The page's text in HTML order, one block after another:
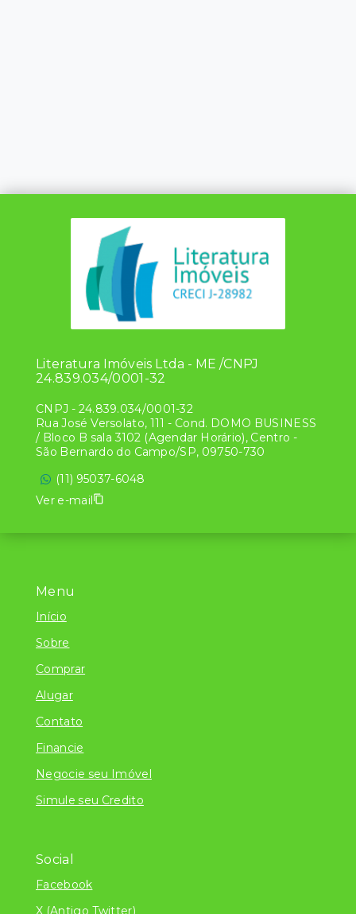
Menu
Início
Sobre
Comprar
Alugar
Contato
Financie
Negocie seu Imóvel
Simule seu Credito
Social
Facebook
X (Antigo Twitter)
Literatura Imóveis Ltda - ME /CNPJ
24.839.034/0001-32
CNPJ - 24.839.034/0001-32
Rua José Versolato, 111 - Cond. DOMO BUSINESS
/ Bloco B sala 3102 (Agendar Horário), Centro -
São Bernardo do Campo/SP, 09750-730
(11) 95037-6048
Ver e-mail